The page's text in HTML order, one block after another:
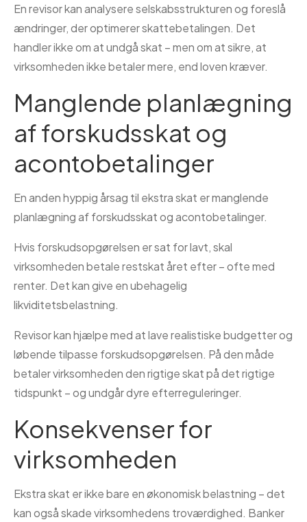
En revisor kan analysere selskabsstrukturen og foreslå
ændringer, der optimerer skattebetalingen. Det
handler ikke om at undgå skat – men om at sikre, at
virksomheden ikke betaler mere, end loven kræver.
Manglende planlægning
af forskudsskat og
acontobetalinger
En anden hyppig årsag til ekstra skat er manglende
planlægning af forskudsskat og acontobetalinger.
Hvis forskudsopgørelsen er sat for lavt, skal
virksomheden betale restskat året efter – ofte med
renter. Det kan give en ubehagelig
likviditetsbelastning.
Revisor kan hjælpe med at lave realistiske budgetter og
løbende tilpasse forskudsopgørelsen. På den måde
betaler virksomheden den rigtige skat på det rigtige
tidspunkt – og undgår dyre efterreguleringer.
Konsekvenser for
virksomheden
Ekstra skat er ikke bare en økonomisk belastning – det
kan også skade virksomhedens troværdighed. Banker